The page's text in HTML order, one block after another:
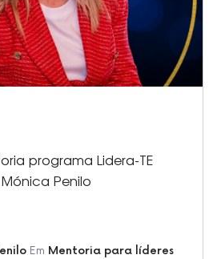
programa Lidera-TE
Penilo
Em Mentoria para líderes